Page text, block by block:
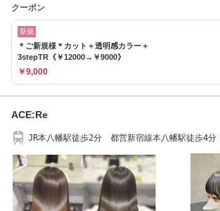
クーポン
新規
＊ご新規様＊カット＋透明感カラー＋
3stepTR《￥12000→￥9000》
￥9,000
ACE:Re
JR本八幡駅徒歩2分 都営新宿線本八幡駅徒歩4